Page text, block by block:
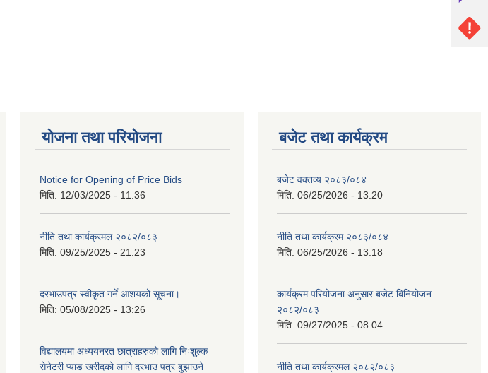
योजना तथा परियोजना
Notice for Opening of Price Bids
मिति: 12/03/2025 - 11:36
नीति तथा कार्यक्रमल २०८२/०८३
मिति: 09/25/2025 - 21:23
दरभाउपत्र स्वीकृत गर्ने आशयको सूचना।
मिति: 05/08/2025 - 13:26
विद्यालयमा अध्ययनरत छात्राहरुको लागि निःशुल्क
सेनेटरी प्याड खरीदको लागि दरभाउ पत्र बुझाउने
बजेट तथा कार्यक्रम
बजेट वक्तव्य २०८३/०८४
मिति: 06/25/2026 - 13:20
नीति तथा कार्यक्रम २०८३/०८४
मिति: 06/25/2026 - 13:18
कार्यक्रम परियोजना अनुसार बजेट बिनियोजन
२०८२/०८३
मिति: 09/27/2025 - 08:04
नीति तथा कार्यक्रमल २०८२/०८३